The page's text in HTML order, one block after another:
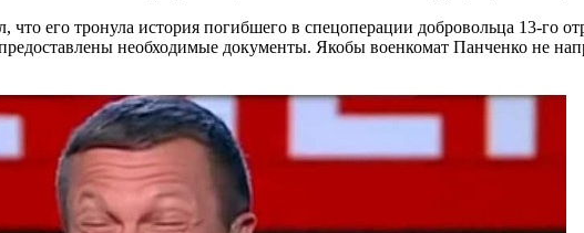
его тронула история погибшего в спецоперации добровольца 13-го
необходимые документы. Якобы военкомат Панченко не